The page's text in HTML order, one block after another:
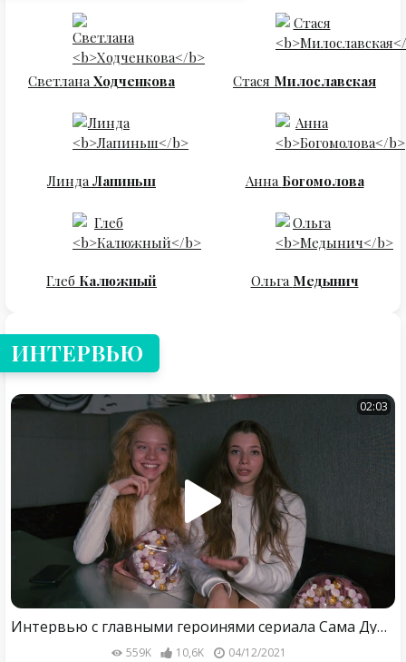
Светлана Ходченкова Стася Милославская
Линда Лапиньш Анна Богомолова
Глеб Калюжный Ольга Медынич
ИНТЕРВЬЮ
02:03
Интервью с главными героинями сериала Сама Дура-2
559K 10,6K 04/12/2021